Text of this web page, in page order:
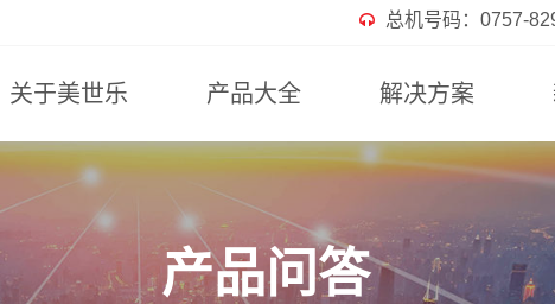
总机号码：0757-
关于美世乐 产品大全 解决方案
产品问答